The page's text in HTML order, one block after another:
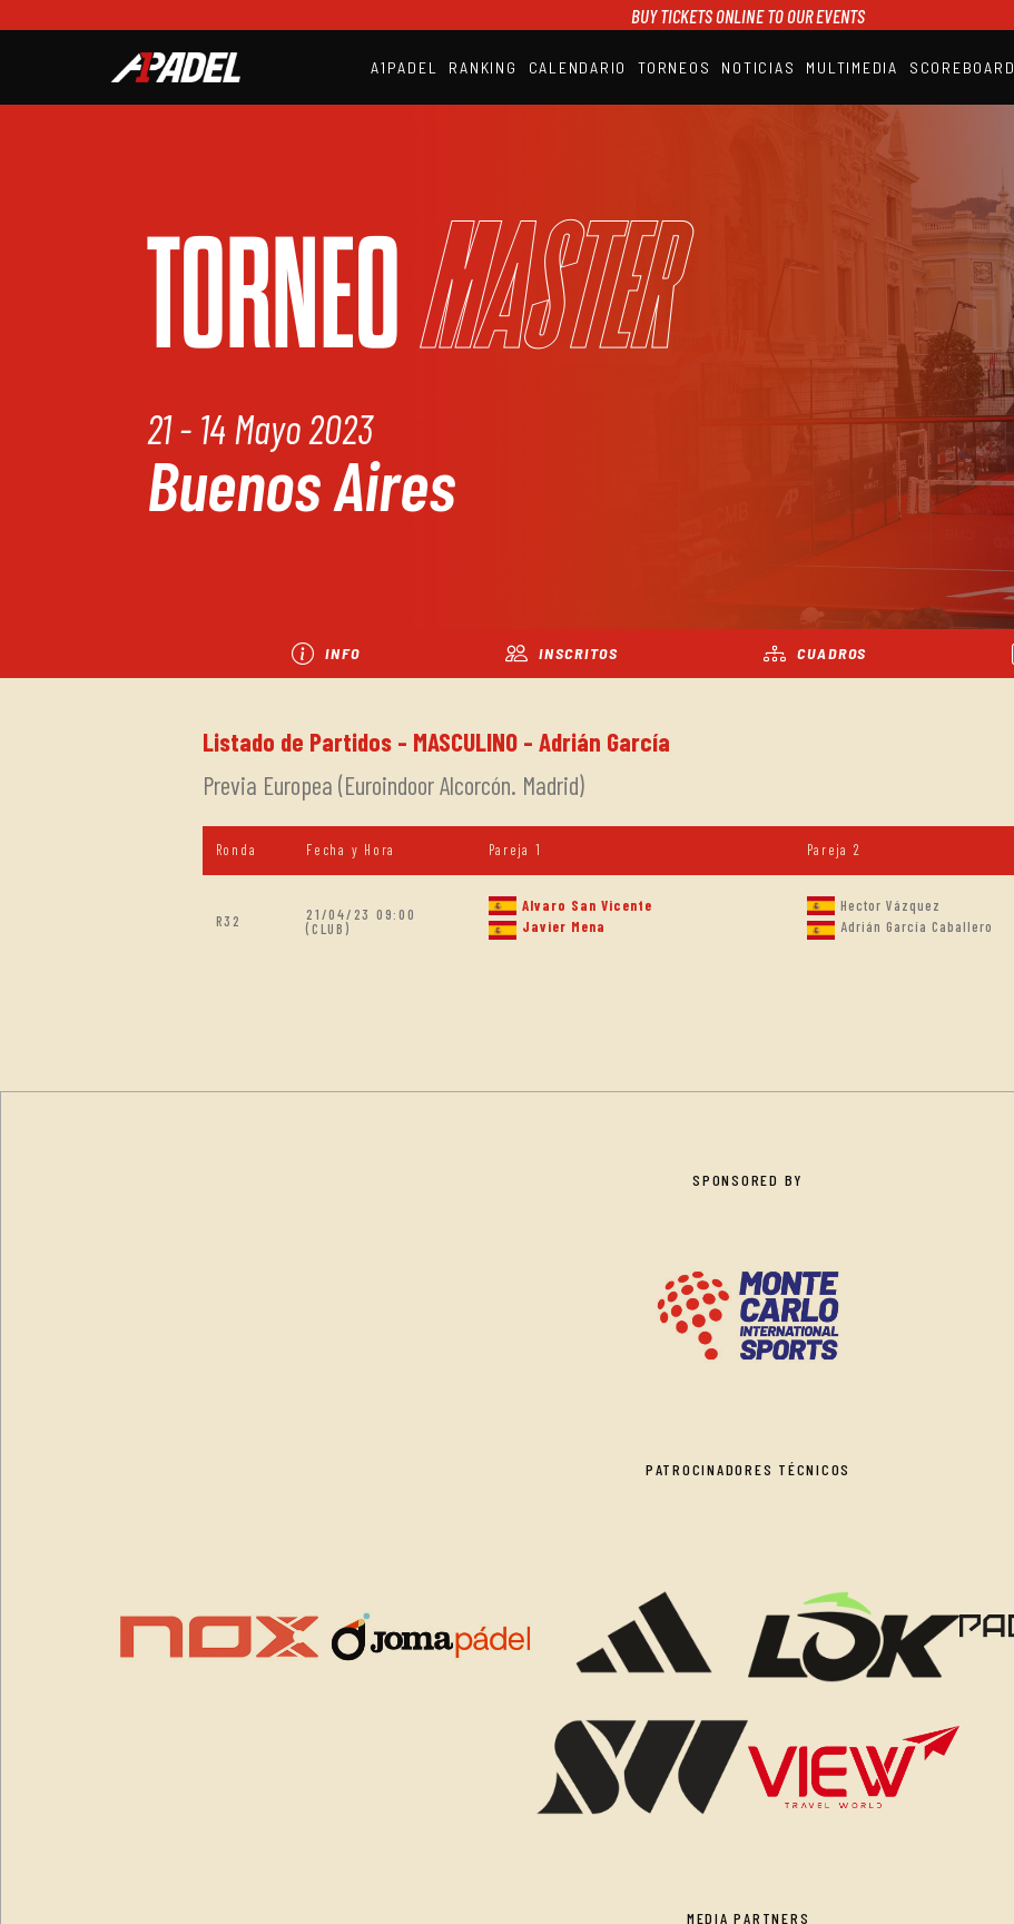
BUY TICKETS ONLINE TO OUR EVENTS
A1PADEL RANKING CALENDARIO TORNEOS NOTICIAS MULTIMEDIA SCOREBOARD
SCOREBOARD
TORNEOMaster
21 - 14 Mayo 2023
Buenos Aires
INFO INSCRITOS CUADROS
Listado de Partidos - MASCULINO - Adrián García
Previa Europea (Euroindoor Alcorcón. Madrid)
Ronda Fecha y Hora Pareja 1 Pareja 2
R32
21/04/23 09:00
(CLUB)
Alvaro San Vicente
Javier Mena
Hector Vázquez
Adrián García Caballero
SPONSORED BY
PATROCINADORES TÉCNICOS
MEDIA PARTNERS